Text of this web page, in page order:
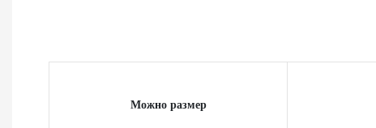
Можно размер